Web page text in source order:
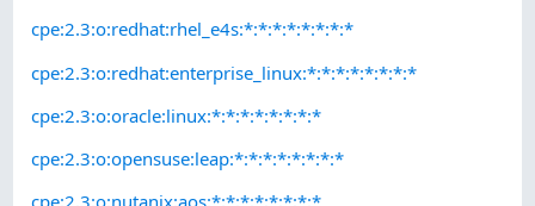
cpe:2.3:o:redhat:rhel_e4s:*:*:*:*:*:*:*:*
cpe:2.3:o:redhat:enterprise_linux:*:*:*:*:*:*:*:*
cpe:2.3:o:oracle:linux:*:*:*:*:*:*:*:*
cpe:2.3:o:opensuse:leap:*:*:*:*:*:*:*:*